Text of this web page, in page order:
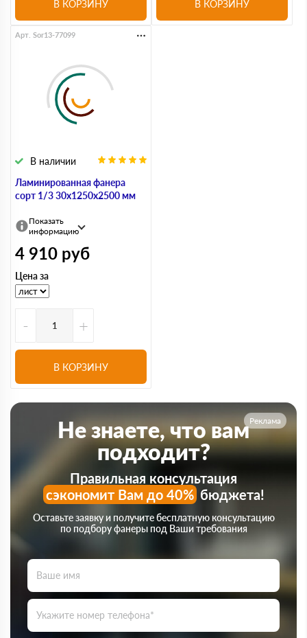
В КОРЗИНУ В КОРЗИНУ
Ламинированная фанера
сорт 1/3 30х1250х2500 мм
В наличии
Арт. Sor13-77099
Показать
информацию
4 910 руб
Цена за
- +
В КОРЗИНУ
Реклама
Не знаете, что вам
подходит?
Правильная консультация
сэкономит Вам до 40%бюджета!
Оставьте заявку и получите бесплатную консультацию
по подбору фанеры под Ваши требования